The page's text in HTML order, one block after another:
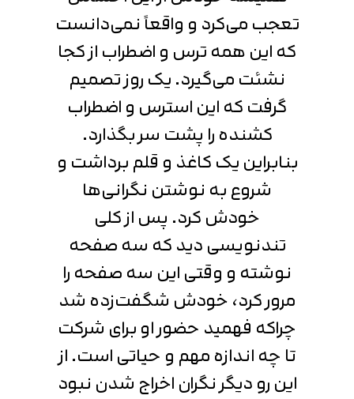
تعجب می‌کرد و واقعاً نمی‌دانست
که این همه ترس و اضطراب از کجا
نشئت می‌گیرد. یک روز تصمیم
گرفت که این استرس و اضطراب
کشنده را پشت سر بگذارد.
بنابراین یک کاغذ و قلم برداشت و
شروع به نوشتن نگرانی‌ها
خودش کرد. پس از کلی
تندنویسی دید که سه صفحه
نوشته و وقتی این سه صفحه را
مرور کرد، خودش شگفت‌زده شد
چراکه فهمید حضور او برای شرکت
تا چه اندازه مهم و حیاتی است. از
این رو دیگر نگران اخراج شدن نبود